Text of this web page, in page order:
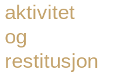
aktivitet
og
restitusjon